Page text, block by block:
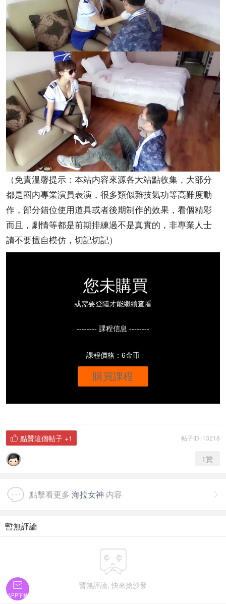
（免責溫馨提示：本站内容來源各大站點收集，大部分
都是圈内專業演員表演，很多類似雜技氣功等高難度動
作，部分錯位使用道具或者後期制作的效果，看個精彩
而且，劇情等都是前期排練過不是真實的，非專業人士
請不要擅自模仿，切記切記）
您未購買
或需要登陸才能繼續查看
-------- 課程信息 --------
課程價格：6金币
購買課程
帖子ID: 13218
 點贊這個帖子 +1
1贊

點擊看更多 海拉女神 内容
暫無評論

暫無評論, 快來搶沙發

APP下載